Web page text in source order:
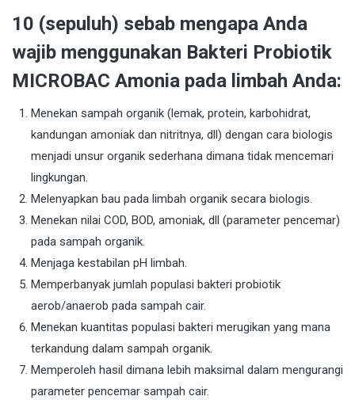
10 (sepuluh) sebab mengapa Anda
wajib menggunakan Bakteri Probiotik
MICROBAC Amonia pada limbah Anda:
Menekan sampah organik (lemak, protein, karbohidrat,
kandungan amoniak dan nitritnya, dll) dengan cara biologis
menjadi unsur organik sederhana dimana tidak mencemari
lingkungan.
Melenyapkan bau pada limbah organik secara biologis.
Menekan nilai COD, BOD, amoniak, dll (parameter pencemar)
pada sampah organik.
Menjaga kestabilan pH limbah.
Memperbanyak jumlah populasi bakteri probiotik
aerob/anaerob pada sampah cair.
Menekan kuantitas populasi bakteri merugikan yang mana
terkandung dalam sampah organik.
Memperoleh hasil dimana lebih maksimal dalam mengurangi
parameter pencemar sampah cair.